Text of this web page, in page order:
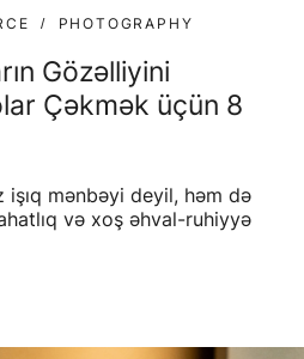
PHOTOGRAPHY
Gözəlliyini
Çəkmək üçün 8
işıq mənbəyi deyil, həm də
və xoş əhval-ruhiyyə